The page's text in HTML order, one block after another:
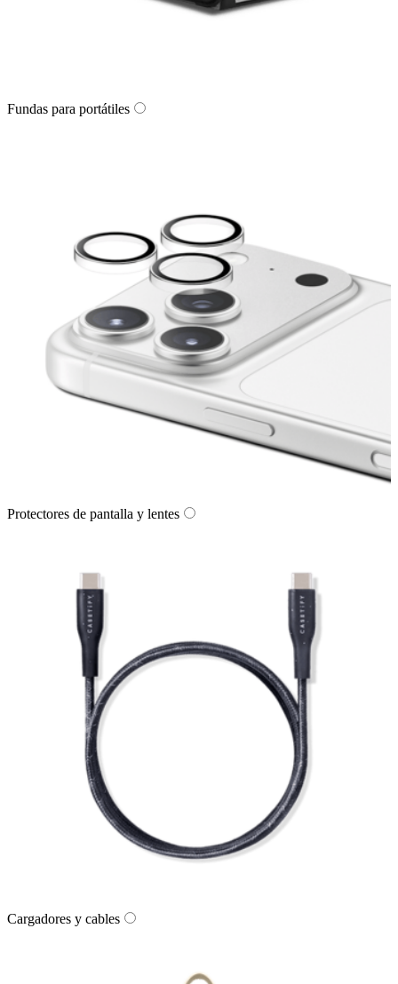
Fundas para portátiles
Protectores de pantalla y lentes
Cargadores y cables